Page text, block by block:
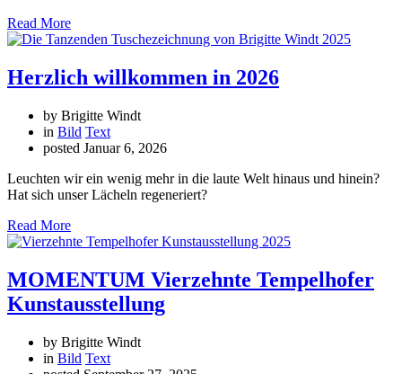
Read More
Herzlich willkommen in 2026
by Brigitte Windt
in Bild Text
posted Januar 6, 2026
Leuchten wir ein wenig mehr in die laute Welt hinaus und hinein?
Hat sich unser Lächeln regeneriert?
Read More
MOMENTUM Vierzehnte Tempelhofer
Kunstausstellung
by Brigitte Windt
in Bild Text